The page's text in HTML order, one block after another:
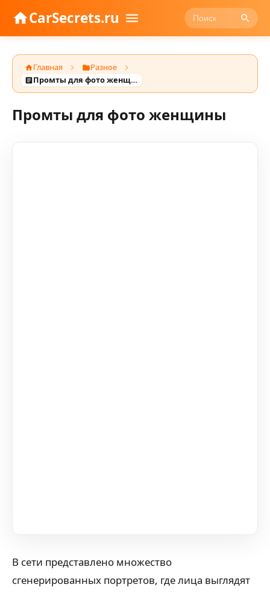
CarSecrets.ru
Главная
Разное
Промты для фото женщины
Промты для фото женщины
В сети представлено множество
сгенерированных портретов, где лица выглядят